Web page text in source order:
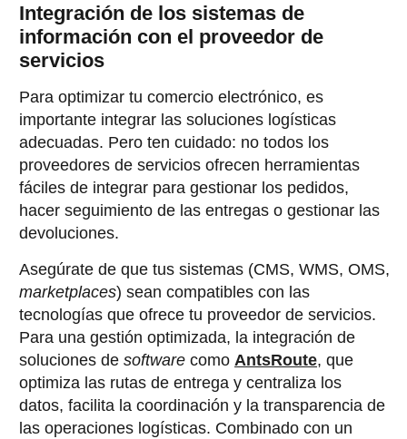
Integración de los sistemas de
información con el proveedor de
servicios
Para optimizar tu comercio electrónico, es
importante integrar las soluciones logísticas
adecuadas. Pero ten cuidado: no todos los
proveedores de servicios ofrecen herramientas
fáciles de integrar para gestionar los pedidos,
hacer seguimiento de las entregas o gestionar las
devoluciones.
Asegúrate de que tus sistemas (CMS, WMS, OMS,
marketplaces) sean compatibles con las
tecnologías que ofrece tu proveedor de servicios.
Para una gestión optimizada, la integración de
soluciones de software como AntsRoute, que
optimiza las rutas de entrega y centraliza los
datos, facilita la coordinación y la transparencia de
las operaciones logísticas. Combinado con un